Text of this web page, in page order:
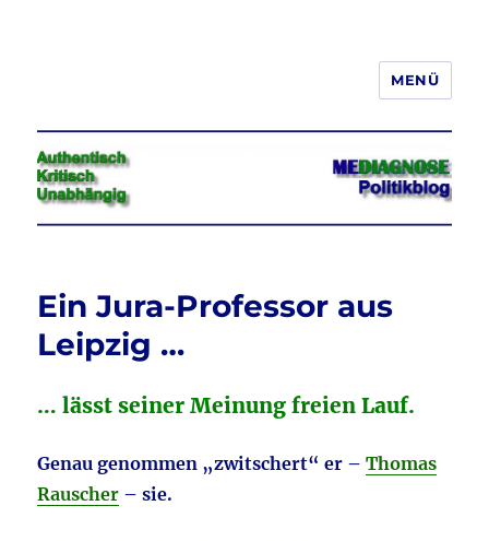
Jeder hat das Recht, seine
Meinung in Wort, Schrift und Bild
frei zu äußern und zu verbreiten
MENÜ
Ein Jura-Professor aus
Leipzig …
… lässt seiner Meinung freien Lauf.
Genau genommen „zwitschert“ er –Thomas
Rauscher – sie.